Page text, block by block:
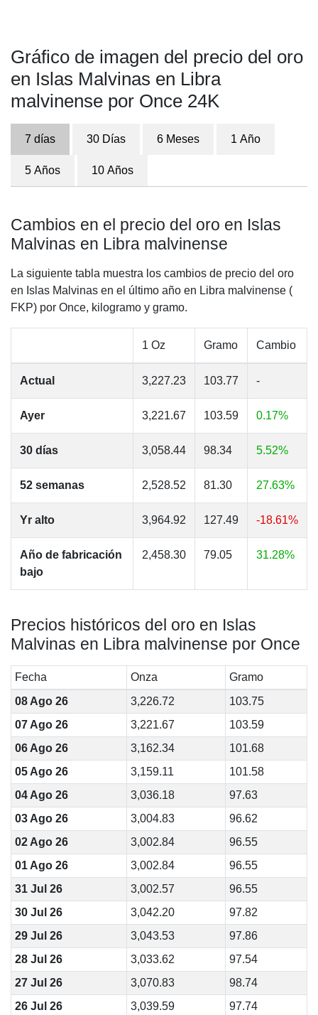
Gráfico de imagen del precio del oro
en Islas Malvinas en Libra
malvinense por Once 24K
7 días 30 Días 6 Meses 1 Año
5 Años 10 Años
Cambios en el precio del oro en Islas
Malvinas en Libra malvinense
La siguiente tabla muestra los cambios de precio del oro
en Islas Malvinas en el último año en Libra malvinense (
FKP) por Once, kilogramo y gramo.
1 Oz Gramo Cambio
Actual 3,227.23 103.77 -
Ayer 3,221.67 103.59 0.17%
30 días 3,058.44 98.34 5.52%
52 semanas 2,528.52 81.30 27.63%
Yr alto 3,964.92 127.49 -18.61%
Año de fabricación
bajo
2,458.30 79.05 31.28%
Precios históricos del oro en Islas
Malvinas en Libra malvinense por Once
Fecha Onza
Gramo
08 Ago 26
3,226.72
103.75
07 Ago 26
3,221.67
103.59
06 Ago 26
3,162.34
101.68
05 Ago 26
3,159.11
101.58
04 Ago 26
3,036.18
97.63
03 Ago 26
3,004.83
96.62
02 Ago 26
3,002.84
96.55
01 Ago 26
3,002.84
96.55
31 Jul 26
3,002.57
96.55
30 Jul 26
3,042.20
97.82
29 Jul 26
3,043.53
97.86
28 Jul 26
3,033.62
97.54
27 Jul 26
3,070.83
98.74
26 Jul 26
3,039.59
97.74